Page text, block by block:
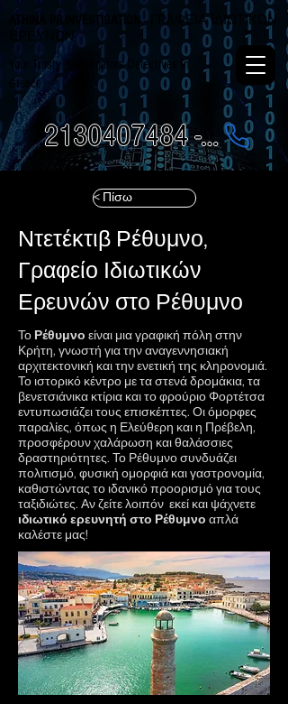
ATHINA PR.INVESTIGATION - ΓΡΑΦΕΙΑ ΙΔΙΩΤΙΚΩΝ
ΕΡΕΥΝΩΝ
Your Trusty Investigators Detectives in
Greece
2130407484 - 6984337249
< Πίσω
Ντετέκτιβ Ρέθυμνο,
Γραφείο Ιδιωτικών
Ερευνών στο Ρέθυμνο
Το Ρέθυμνο είναι μια γραφική πόλη στην
Κρήτη, γνωστή για την αναγεννησιακή
αρχιτεκτονική και την ενετική της κληρονομιά.
Το ιστορικό κέντρο με τα στενά δρομάκια, τα
βενετσιάνικα κτίρια και το φρούριο Φορτέτσα
εντυπωσιάζει τους επισκέπτες. Οι όμορφες
παραλίες, όπως η Ελεύθερη και η Πρέβελη,
προσφέρουν χαλάρωση και θαλάσσιες
δραστηριότητες. Το Ρέθυμνο συνδυάζει
πολιτισμό, φυσική ομορφιά και γαστρονομία,
καθιστώντας το ιδανικό προορισμό για τους
ταξιδιώτες. Αν ζείτε λοιπόν εκεί και ψάχνετε
ιδιωτικό ερευνητή στο Ρέθυμνο απλά
καλέστε μας!